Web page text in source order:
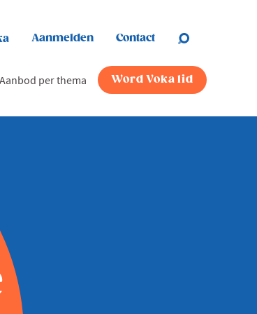
Aanmelden Contact
Aanbod per thema Word Voka lid